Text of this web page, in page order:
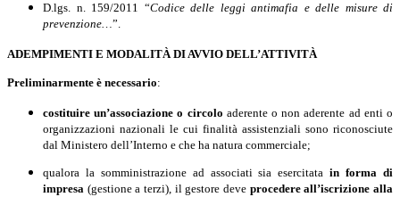
D.lgs. n. 159/2011 “Codice delle leggi antimafia e delle misure di
prevenzione…”.
ADEMPIMENTI E MODALITÀ DI AVVIO DELL’ATTIVITÀ
Preliminarmente è necessario:
costituire un’associazione o circolo aderente o non aderente ad enti o
organizzazioni nazionali le cui finalità assistenziali sono riconosciute
dal Ministero dell’Interno e che ha natura commerciale;
qualora la somministrazione ad associati sia esercitatain forma di
impresa (gestione a terzi), il gestore deve procedere all’iscrizione alla